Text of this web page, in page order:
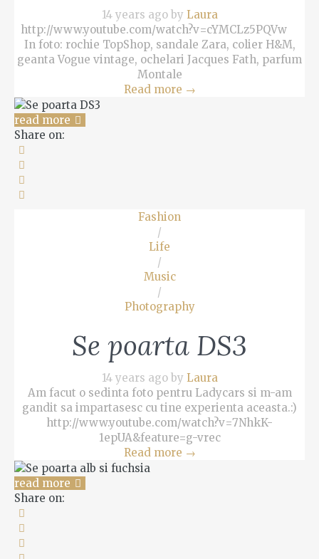
14 years ago by Laura
http://www.youtube.com/watch?v=cYMCLz5PQVw
In foto: rochie TopShop, sandale Zara, colier H&M,
geanta Vogue vintage, ochelari Jacques Fath, parfum
Montale
Read more →
read more
Share on:
Fashion
/
Life
/
Music
/
Photography
Se poarta DS3
14 years ago by Laura
Am facut o sedinta foto pentru Ladycars si m-am
gandit sa impartasesc cu tine experienta aceasta.:)
http://www.youtube.com/watch?v=7NhkK-
1epUA&feature=g-vrec
Read more →
read more
Share on: